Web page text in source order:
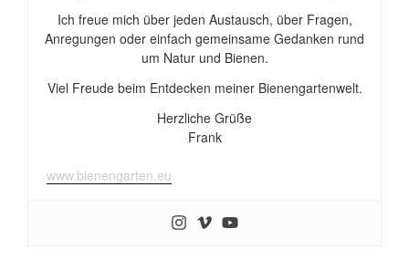
Ich freue mich über jeden Austausch, über Fragen,
Anregungen oder einfach gemeinsame Gedanken rund
um Natur und Bienen.
Viel Freude beim Entdecken meiner Bienengartenwelt.
Herzliche Grüße
Frank
www.bienengarten.eu